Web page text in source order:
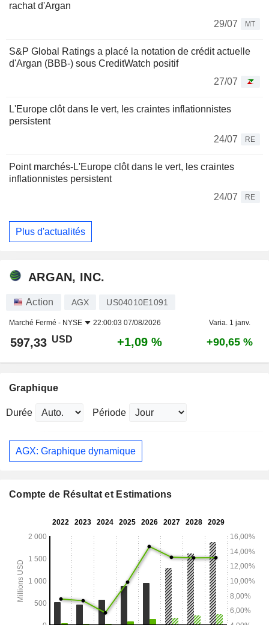
rachat d'Argan
29/07
MT
S&P Global Ratings a placé la notation de crédit actuelle
d'Argan (BBB-) sous CreditWatch positif
27/07
L'Europe clôt dans le vert, les craintes inflationnistes
persistent
24/07
RE
Point marchés-L'Europe clôt dans le vert, les craintes
inflationnistes persistent
24/07
RE
Plus d'actualités
ARGAN, INC.
Action AGX US04010E1091
Marché Fermé - NYSE 22:00:03 07/08/2026 Varia. 1 janv.
597,33 USD +1,09 % +90,65 %
Graphique
Durée Période
AGX: Graphique dynamique
Compte de Résultat et Estimations